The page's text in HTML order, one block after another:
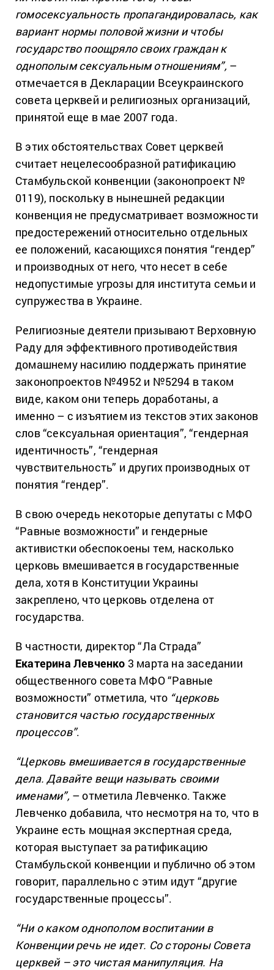
гомосексуальность пропагандировалась, как
вариант нормы половой жизни и чтобы
государство поощряло своих граждан к
однополым сексуальным отношениям”,–
отмечается в Декларации Всеукраинского
совета церквей и религиозных организаций,
принятой еще в мае 2007 года.
В этих обстоятельствах Совет церквей
считает нецелесообразной ратификацию
Стамбульской конвенции (законопроект №
0119), поскольку в нынешней редакции
конвенция не предусматривает возможности
предостережений относительно отдельных
ее положений, касающихся понятия “гендер”
и производных от него, что несет в себе
недопустимые угрозы для института семьи и
супружества в Украине.
Религиозные деятели призывают Верховную
Раду для эффективного противодействия
домашнему насилию поддержать принятие
законопроектов №4952 и №5294 в таком
виде, каком они теперь доработаны, а
именно – с изъятием из текстов этих законов
слов “сексуальная ориентация”, “гендерная
идентичность”, “гендерная
чувствительность” и других производных от
понятия “гендер”.
В свою очередь некоторые депутаты с МФО
“Равные возможности” и гендерные
активистки обеспокоены тем, насколько
церковь вмешивается в государственные
дела, хотя в Конституции Украины
закреплено, что церковь отделена от
государства.
В частности, директор “Ла Страда”
Екатерина Левченко 3 марта на заседании
общественного совета МФО “Равные
возможности” отметила, что “церковь
становится частью государственных
процессов”.
“Церковь вмешивается в государственные
дела. Давайте вещи называть своими
именами”,– отметила Левченко. Также
Левченко добавила, что несмотря на то, что в
Украине есть мощная экспертная среда,
которая выступает за ратификацию
Стамбульской конвенции и публично об этом
говорит, параллельно с этим идут “другие
государственные процессы”.
“Ни о каком однополом воспитании в
Конвенции речь не идет. Со стороны Совета
церквей – это чистая манипуляция. На